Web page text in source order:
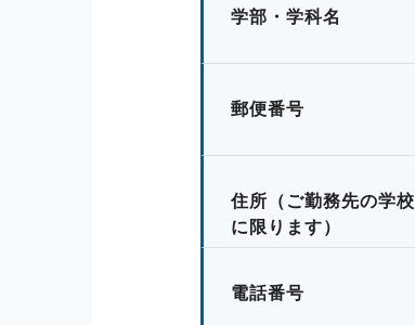
学部・学科名
郵便番号
住所 （ご勤務先の学校
に限ります）
電話番号